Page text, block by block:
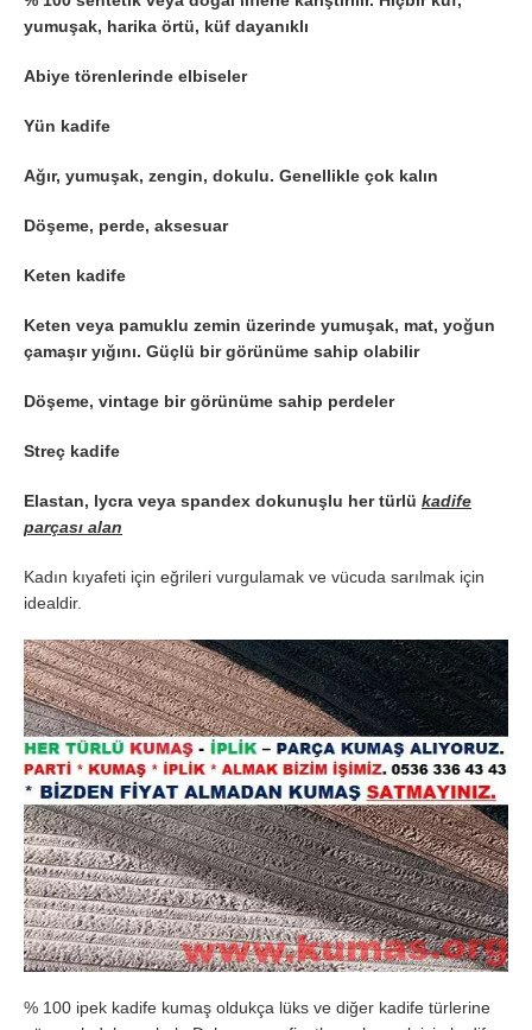
yumuşak, harika örtü, küf dayanıklı
Abiye törenlerinde elbiseler
Yün kadife
Ağır, yumuşak, zengin, dokulu. Genellikle çok kalın
Döşeme, perde, aksesuar
Keten kadife
Keten veya pamuklu zemin üzerinde yumuşak, mat, yoğun
çamaşır yığını. Güçlü bir görünüme sahip olabilir
Döşeme, vintage bir görünüme sahip perdeler
Streç kadife
Elastan, lycra veya spandex dokunuşlu her türlü kadife
parçası alan
Kadın kıyafeti için eğrileri vurgulamak ve vücuda sarılmak için
idealdir.
% 100 ipek kadife kumaş oldukça lüks ve diğer kadife türlerine